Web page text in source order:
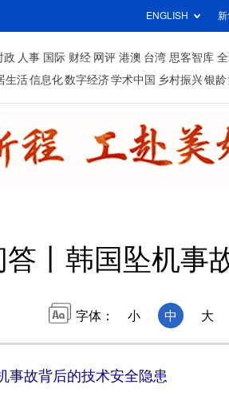
ENGLISH 新
政 人事 国际 财经 网评 港澳 台湾 思客智库
生活信息化数字经济学术中国 乡村振兴银龄
答丨韩国坠机事
字体： 小 中 大
故背后的技术安全隐患